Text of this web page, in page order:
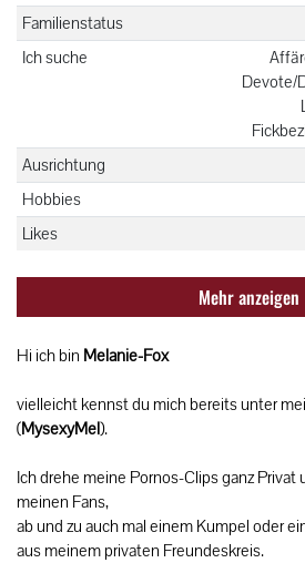
Familienstatus
Ich suche
Devote/
Ausrichtung
Hobbies
Likes
Mehr anzeigen
Hi ich bin Melanie-Fox
vielleicht kennst du mich bereits unter
(MysexyMel).
Ich drehe meine Pornos-Clips ganz Privat
meinen Fans,
ab und zu auch mal einem Kumpel oder
aus meinem privaten Freundeskreis.